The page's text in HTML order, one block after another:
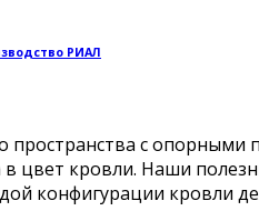
РИАЛ
с
цвет кровли. Наши
конфигурации кровли